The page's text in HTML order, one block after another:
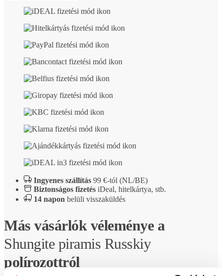
Ingyenes szállítás 99 €-tól (NL/BE)
Biztonságos fizetés iDeal, hitelkártya, stb.
14 napon belüli visszaküldés
Más vásárlók véleménye a
Shungite piramis Russkiy
polírozottról